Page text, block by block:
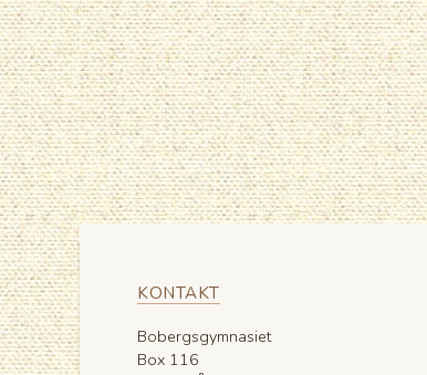
KONTAKT
Bobergsgymnasiet
Box 116